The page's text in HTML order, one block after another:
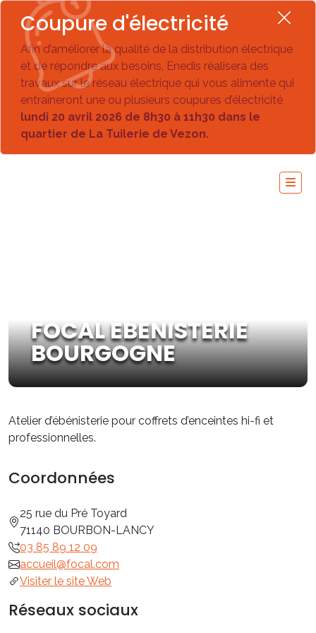
Coupure d'électricité
Afin d’améliorer la qualité de la distribution électrique
et de répondre aux besoins, Enedis réalisera des
travaux sur le réseau électrique qui vous alimente qui
entraîneront une ou plusieurs coupures d’électricité
lundi 20 avril 2026 de 8h30 à 11h30 dans le
quartier de La Tuilerie de Vezon.
FOCAL EBENISTERIE
BOURGOGNE
Atelier d’ébénisterie pour coffrets d’enceintes hi-fi et
professionnelles.
Coordonnées
25 rue du Pré Toyard
71140 BOURBON-LANCY
03 85 89 12 09
accueil@focal.com
Visiter le site Web
Réseaux sociaux